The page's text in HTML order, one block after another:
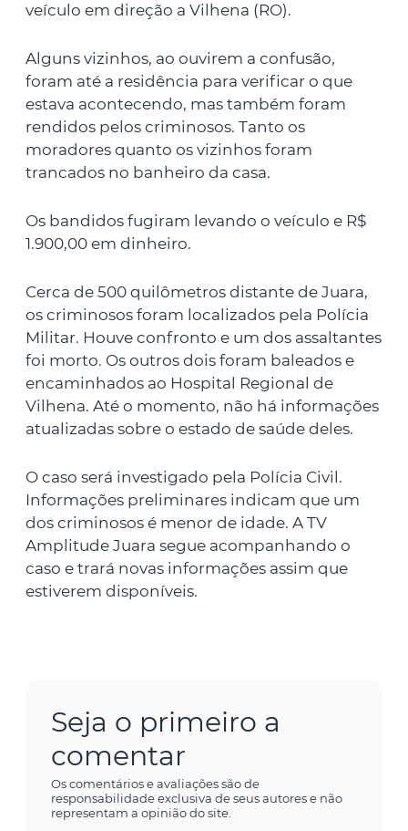
veículo em direção a Vilhena (RO).
Alguns vizinhos, ao ouvirem a confusão,
foram até a residência para verificar o que
estava acontecendo, mas também foram
rendidos pelos criminosos. Tanto os
moradores quanto os vizinhos foram
trancados no banheiro da casa.
Os bandidos fugiram levando o veículo e R$
1.900,00 em dinheiro.
Cerca de 500 quilômetros distante de Juara,
os criminosos foram localizados pela Polícia
Militar. Houve confronto e um dos assaltantes
foi morto. Os outros dois foram baleados e
encaminhados ao Hospital Regional de
Vilhena. Até o momento, não há informações
atualizadas sobre o estado de saúde deles.
O caso será investigado pela Polícia Civil.
Informações preliminares indicam que um
dos criminosos é menor de idade. A TV
Amplitude Juara segue acompanhando o
caso e trará novas informações assim que
estiverem disponíveis.
Seja o primeiro a
comentar
Os comentários e avaliações são de
responsabilidade exclusiva de seus autores e não
representam a opinião do site.